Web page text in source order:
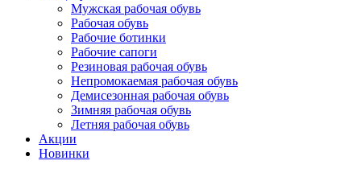
Мужская рабочая обувь
Рабочая обувь
Рабочие ботинки
Рабочие сапоги
Резиновая рабочая обувь
Непромокаемая рабочая обувь
Демисезонная рабочая обувь
Зимняя рабочая обувь
Летняя рабочая обувь
Акции
Новинки